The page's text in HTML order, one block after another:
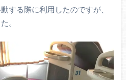
する際に利用したのですが、
。